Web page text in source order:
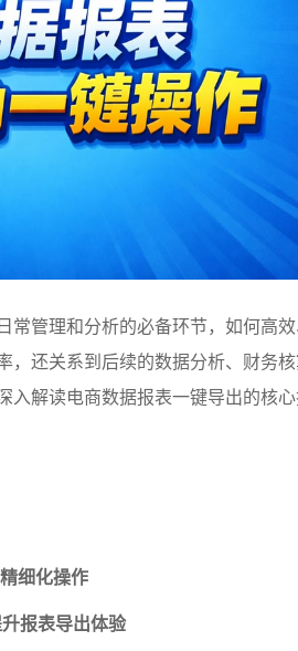
常管理和分析的必备环节，如何高
，还关系到后续的数据分析、财务
入解读电商数据报表一键导出的核
细化操作
报表导出体验